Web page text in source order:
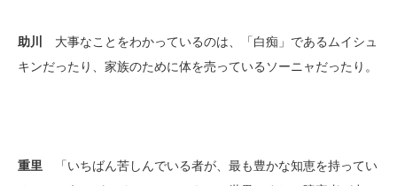
助川
大事なことをわかっているのは、「白痴」であるムイシュ
キンだったり、家族のために体を売っているソーニャだったり。
重里 「いちばん苦しんでいる者が、最も豊かな知恵を持ってい